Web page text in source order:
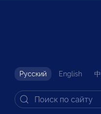
Русский English